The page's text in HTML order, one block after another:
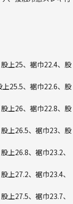
上25、裾巾22.4、股
25.5、裾巾22.6、股
上26、裾巾22.8、股
上26.5、裾巾23、股
上26.8、裾巾23.2、
上27.2、裾巾23.4、
上27.5、裾巾23.7、